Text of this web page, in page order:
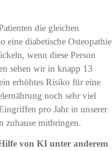
die gleichen
eine diabetische Osteopathie
wenn diese Person
sehen wir in knapp 13
erhöhtes Risiko für eine
noch sehr viel
pro Jahr in unserer
zuhause mitbringen.
von KI unter anderem